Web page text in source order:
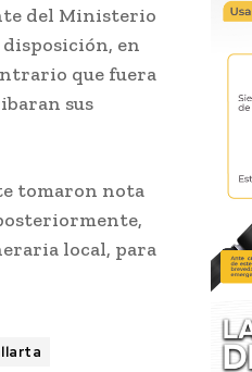
del Ministerio
en
que fuera
sus
tomaron nota
local, para